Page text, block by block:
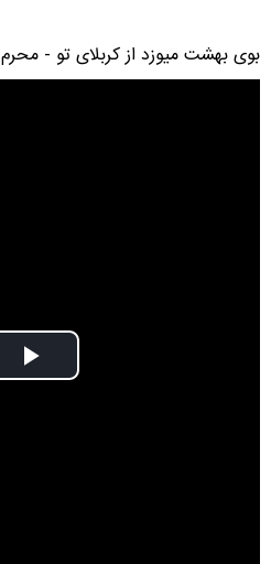
بوی بهشت‌ میوزد از کربلای تو - محرم 1401
Play